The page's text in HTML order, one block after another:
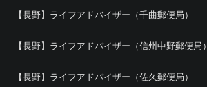
【長野】ライフアドバイザー（千曲郵便局）
【長野】ライフアドバイザー（信州中野郵便局）
【長野】ライフアドバイザー（佐久郵便局）